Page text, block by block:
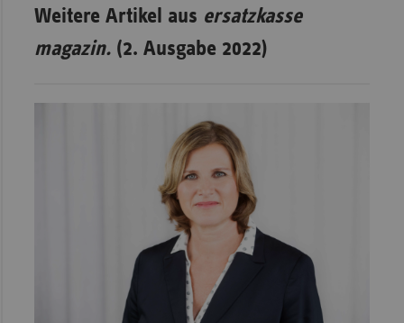
Weitere Artikel aus ersatzkasse
magazin.(2. Ausgabe 2022)